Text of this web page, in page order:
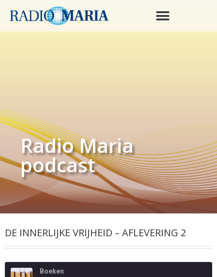
Radio Maria
podcast
DE INNERLIJKE VRIJHEID – AFLEVERING 2
Boeken